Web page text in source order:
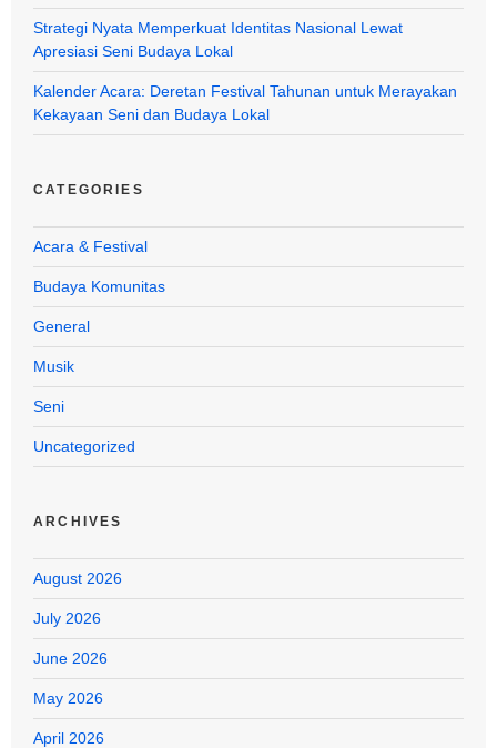
Strategi Nyata Memperkuat Identitas Nasional Lewat
Apresiasi Seni Budaya Lokal
Kalender Acara: Deretan Festival Tahunan untuk Merayakan
Kekayaan Seni dan Budaya Lokal
CATEGORIES
Acara & Festival
Budaya Komunitas
General
Musik
Seni
Uncategorized
ARCHIVES
August 2026
July 2026
June 2026
May 2026
April 2026